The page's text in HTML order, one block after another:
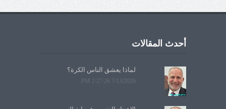
أحدث المقالات
لماذا يعشق الناس الكرة؟
7/13/2026 2:27:26 PM